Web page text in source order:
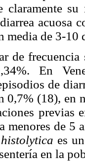
claramente
acuosa
media de 3-10
de
En
de
0,7% (18), en
previas
menores de 5
es
en la